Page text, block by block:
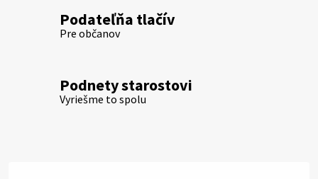
Podateľňa tlačív
Pre občanov
Podnety starostovi
Vyriešme to spolu